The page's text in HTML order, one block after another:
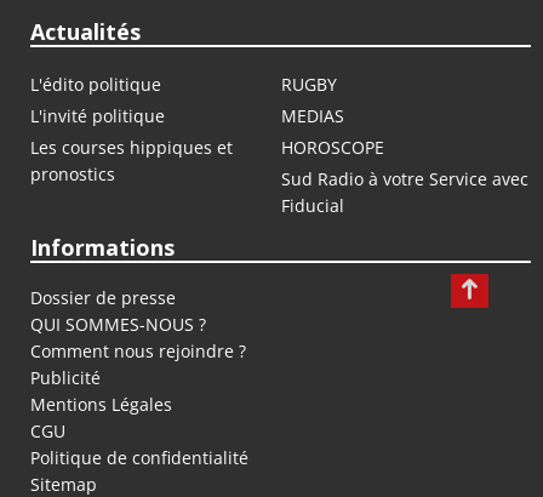
Actualités
L'édito politique
RUGBY
L'invité politique
MEDIAS
Les courses hippiques et
pronostics
HOROSCOPE
Sud Radio à votre Service avec
Fiducial
Informations
Dossier de presse
QUI SOMMES-NOUS ?
Comment nous rejoindre ?
Publicité
Mentions Légales
CGU
Politique de confidentialité
Sitemap